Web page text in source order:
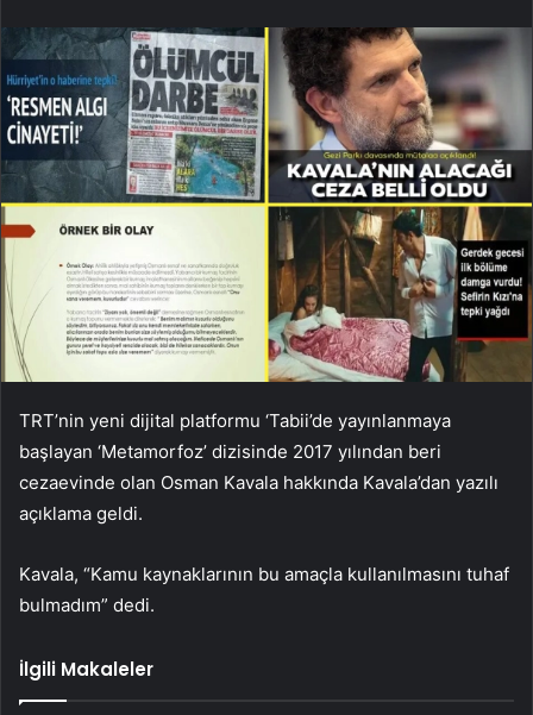
TRT’nin yeni dijital platformu ‘Tabii’de yayınlanmaya
başlayan ‘Metamorfoz’ dizisinde 2017 yılından beri
cezaevinde olan Osman Kavala hakkında Kavala’dan yazılı
açıklama geldi.
Kavala, “Kamu kaynaklarının bu amaçla kullanılmasını tuhaf
bulmadım” dedi.
İlgili Makaleler